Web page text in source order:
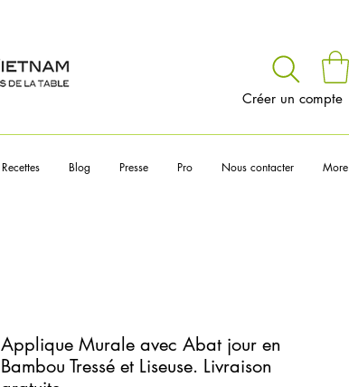
Créer un compte
Recettes Blog Presse Pro Nous contacter More
Applique Murale avec Abat jour en
Bambou Tressé et Liseuse. Livraison